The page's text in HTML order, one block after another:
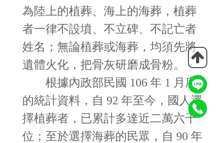
為陸上的植葬、海上的海葬，植葬
者一律不設墳、不立碑、不記亡者
姓名；無論植葬或海葬，均須先將
遺體火化，把骨灰研磨成骨粉。
根據內政部民國 106 年 1 月底
的統計資料，自 92 年至今，國人選
擇植葬者，已累計多達近二萬六千
位；至於選擇海葬的民眾，自 90 年